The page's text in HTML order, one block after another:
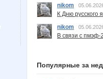
nikom
К Дню русского
nikom
В связи с пмэф-
Популярные за